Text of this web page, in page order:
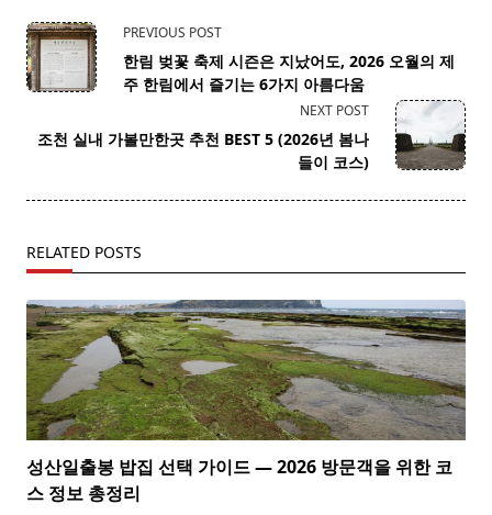
<span
class="nav-
subtitle
reader-
PREVIOUS POST
한림 벚꽃 축제 시즌은 지났어도, 2026 오월의 제
주 한림에서 즐기는 6가지 아름다움
NEXT POST
조천 실내 가볼만한곳 추천 BEST 5 (2026년 봄나
들이 코스)
RELATED POSTS
성산일출봉 밥집 선택 가이드 — 2026 방문객을 위한 코
스 정보 총정리